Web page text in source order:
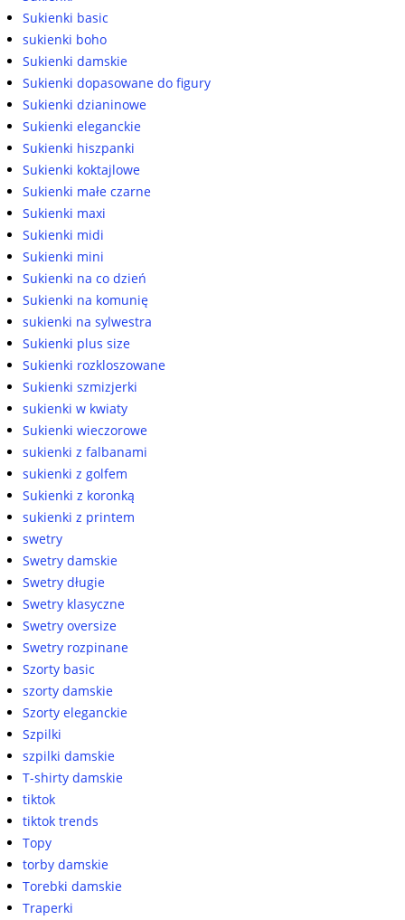
Sukienki basic
sukienki boho
Sukienki damskie
Sukienki dopasowane do figury
Sukienki dzianinowe
Sukienki eleganckie
Sukienki hiszpanki
Sukienki koktajlowe
Sukienki małe czarne
Sukienki maxi
Sukienki midi
Sukienki mini
Sukienki na co dzień
Sukienki na komunię
sukienki na sylwestra
Sukienki plus size
Sukienki rozkloszowane
Sukienki szmizjerki
sukienki w kwiaty
Sukienki wieczorowe
sukienki z falbanami
sukienki z golfem
Sukienki z koronką
sukienki z printem
swetry
Swetry damskie
Swetry długie
Swetry klasyczne
Swetry oversize
Swetry rozpinane
Szorty basic
szorty damskie
Szorty eleganckie
Szpilki
szpilki damskie
T-shirty damskie
tiktok
tiktok trends
Topy
torby damskie
Torebki damskie
Traperki